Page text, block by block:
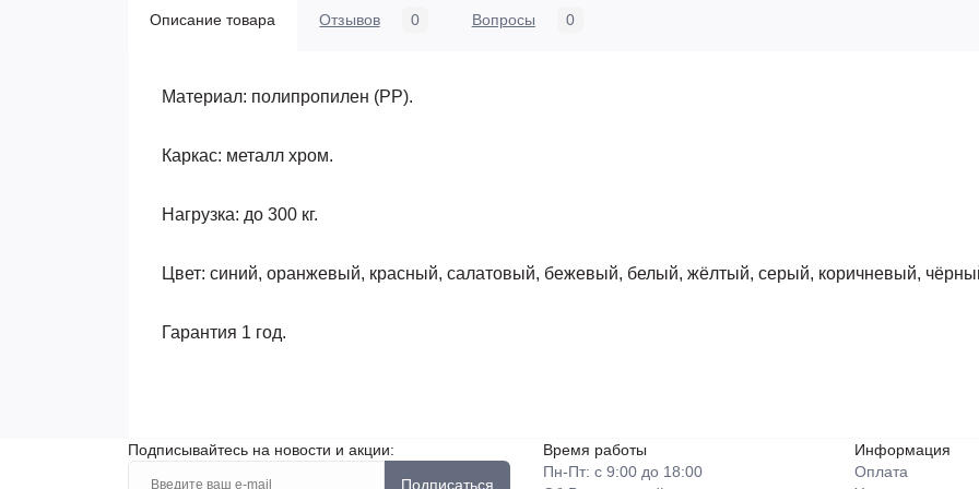
Описание товара Отзывов 0 Вопросы 0
Материал: полипропилен (РР).
Каркас: металл хром.
Нагрузка: до 300 кг.
Цвет: синий, оранжевый, красный, салатовый, бежевый, белый, жёлтый, серый, коричневый,
Гарантия 1 год.
Подписывайтесь на новости и акции:
Подписаться
Время работы
Пн-Пт: с 9:00 до 18:00
Информация
Оплата